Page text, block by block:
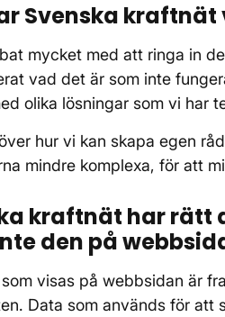
Svenska
mycket med att ringa in
vad det är som inte
olika lösningar som vi har
hur vi kan skapa egen
mindre komplexa, för att
kraftnät har
den på
visas på webbsidan är
Data som används för